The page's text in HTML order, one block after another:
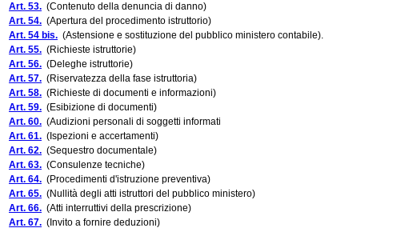
Art. 53. (Contenuto della denuncia di danno)
Art. 54. (Apertura del procedimento istruttorio)
Art. 54 bis. (Astensione e sostituzione del pubblico ministero contabile).
Art. 55. (Richieste istruttorie)
Art. 56. (Deleghe istruttorie)
Art. 57. (Riservatezza della fase istruttoria)
Art. 58. (Richieste di documenti e informazioni)
Art. 59. (Esibizione di documenti)
Art. 60. (Audizioni personali di soggetti informati
Art. 61. (Ispezioni e accertamenti)
Art. 62. (Sequestro documentale)
Art. 63. (Consulenze tecniche)
Art. 64. (Procedimenti d'istruzione preventiva)
Art. 65. (Nullità degli atti istruttori del pubblico ministero)
Art. 66. (Atti interruttivi della prescrizione)
Art. 67. (Invito a fornire deduzioni)